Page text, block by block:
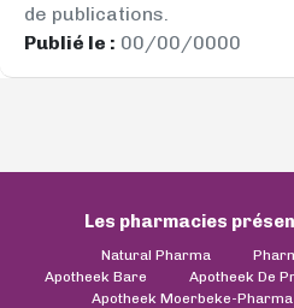
de publications.
Publié le : 00/00/0000
Les pharmacies
Natural Pharma
Apotheek Bare
Apotheek De
Apotheek Moerbeke-Pharma